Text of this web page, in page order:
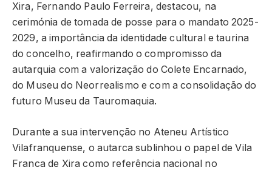
Xira, Fernando Paulo Ferreira, destacou, na
cerimónia de tomada de posse para o mandato 2025-
2029, a importância da identidade cultural e taurina
do concelho, reafirmando o compromisso da
autarquia com a valorização do Colete Encarnado,
do Museu do Neorrealismo e com a consolidação do
futuro Museu da Tauromaquia.
Durante a sua intervenção no Ateneu Artístico
Vilafranquense, o autarca sublinhou o papel de Vila
Franca de Xira como referência nacional no